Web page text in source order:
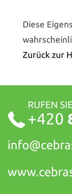
Diese
Zurück zur
RUFEN
+420
info@